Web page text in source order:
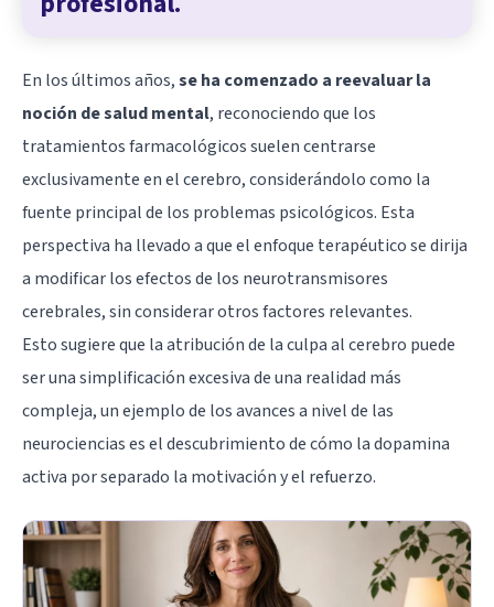
En los últimos años,se ha comenzado a reevaluar la
noción de salud mental, reconociendo que los
tratamientos farmacológicos suelen centrarse
exclusivamente en el cerebro, considerándolo como la
fuente principal de los problemas psicológicos. Esta
perspectiva ha llevado a que el enfoque terapéutico se dirija
a modificar los efectos de los neurotransmisores
cerebrales, sin considerar otros factores relevantes.
Esto sugiere que la atribución de la culpa al cerebro puede
ser una simplificación excesiva de una realidad más
compleja, un ejemplo de los avances a nivel de las
neurociencias es el descubrimiento de cómo ladopamina
activa por separado la motivación y el refuerzo.